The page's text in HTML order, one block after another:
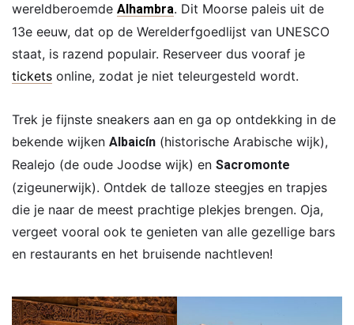
wereldberoemde Alhambra. Dit Moorse paleis uit de
13e eeuw, dat op de Werelderfgoedlijst van UNESCO
staat, is razend populair. Reserveer dus vooraf je
tickets online, zodat je niet teleurgesteld wordt.
Trek je fijnste sneakers aan en ga op ontdekking in de
bekende wijken Albaicín (historische Arabische wijk),
Realejo (de oude Joodse wijk) en Sacromonte
(zigeunerwijk). Ontdek de talloze steegjes en trapjes
die je naar de meest prachtige plekjes brengen. Oja,
vergeet vooral ook te genieten van alle gezellige bars
en restaurants en het bruisende nachtleven!